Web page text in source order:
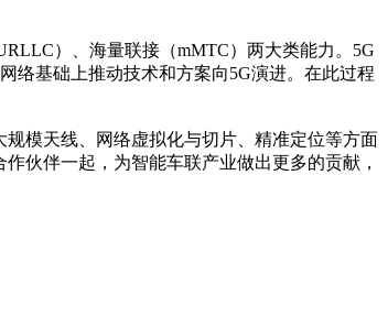
）、海量联接（mMTC）两大类能力。5G
络基础上推动技术和方案向5G演进。在此过程
模天线、网络虚拟化与切片、精准定位等方面
伙伴一起，为智能车联产业做出更多的贡献，